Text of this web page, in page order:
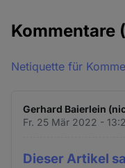
Kommentare
Netiquette für
Gerhard Baierlein
Fr. 25 Mär 2022 -
Dieser Artikel